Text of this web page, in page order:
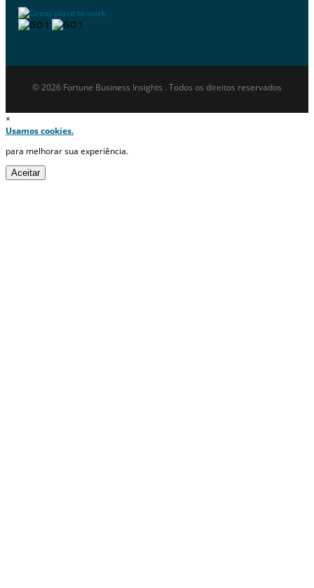
© 2026 Fortune Business Insights . Todos os direitos reservados
×
Usamos cookies.
para melhorar sua experiência.
Aceitar